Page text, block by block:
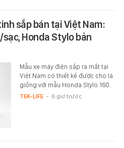
sắp bán tại Việt Nam:
sạc, Honda Stylo bản
Mẫu xe máy điện sắp ra mắt tại
Việt Nam có thiết kế được cho là
giống với mẫu Honda Stylo 160.
TEK-LIFE - 6 giờ trước